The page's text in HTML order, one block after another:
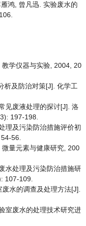
鸿, 曾凡迅. 实验废水的
学仪器与实验, 2004, 20
析及防治对策[J]. 化学工
见废液处理的探讨[J]. 洛
197-198.
理及污染防治措施评价初
56.
量元素与健康研究, 200
水处理及污染防治措施研
107-109.
水的调查及处理方法[J].
室废水的处理技术研究进